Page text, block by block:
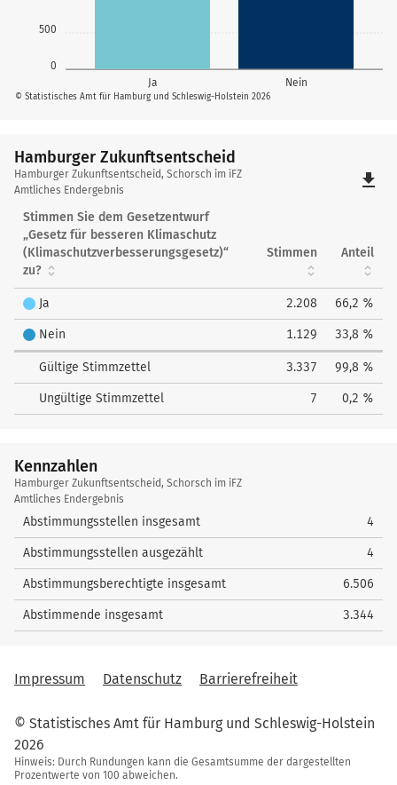
0
500
Ja Nein
© Statistisches Amt für Hamburg und Schleswig-Holstein 2026
Hamburger Zukunftsentscheid
Hamburger
Zukunftsentscheid
Hamburger Zukunftsentscheid, Schorsch im iFZ
Amtliches Endergebnis
file_download
Stimmen Sie dem Gesetzentwurf
„Gesetz für besseren Klimaschutz
(Klimaschutzverbesserungsgesetz)“
zu?
Stimmen Anteil
Ja 2.208 66,2 %
Nein 1.129 33,8 %
Gültige Stimmzettel 3.337 99,8 %
Ungültige Stimmzettel 7 0,2 %
Kennzahlen
Kennzahlen
Hamburger Zukunftsentscheid, Schorsch im iFZ
Amtliches Endergebnis
Abstimmungsstellen insgesamt 4
Abstimmungsstellen ausgezählt 4
Abstimmungsberechtigte insgesamt 6.506
Abstimmende insgesamt 3.344
Impressum Datenschutz Barrierefreiheit
© Statistisches Amt für Hamburg und Schleswig-Holstein
2026
Hinweis: Durch Rundungen kann die Gesamtsumme der dargestellten
Prozentwerte von 100 abweichen.